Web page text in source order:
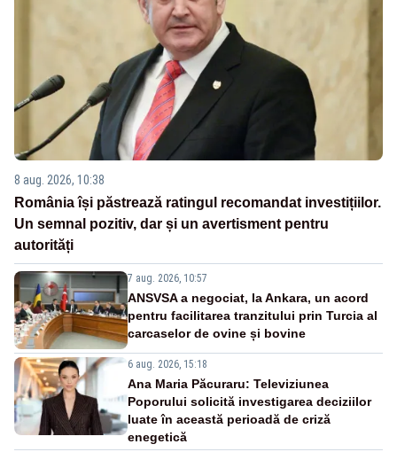
8 aug. 2026, 10:38
România își păstrează ratingul recomandat investițiilor.
Un semnal pozitiv, dar și un avertisment pentru
autorități
7 aug. 2026, 10:57
ANSVSA a negociat, la Ankara, un acord
pentru facilitarea tranzitului prin Turcia al
carcaselor de ovine și bovine
6 aug. 2026, 15:18
Ana Maria Păcuraru: Televiziunea
Poporului solicită investigarea deciziilor
luate în această perioadă de criză
enegetică